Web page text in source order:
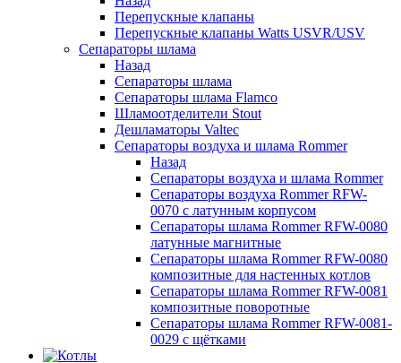
Перепускные клапаны
Перепускные клапаны Watts USVR/USV
Сепараторы шлама
Назад
Сепараторы шлама
Сепараторы шлама Flamco
Шламоотделители Stout
Дешламаторы Valtec
Сепараторы воздуха и шлама Rommer
Назад
Сепараторы воздуха и шлама Rommer
Сепараторы воздуха Rommer RFW-
0070 с латунным корпусом
Сепараторы шлама Rommer RFW-0080
латунные магнитные
Сепараторы шлама Rommer RFW-0080
композитные для настенных котлов
Сепараторы шлама Rommer RFW-0081
композитные поворотные
Сепараторы шлама Rommer RFW-0081-
0029 с щётками